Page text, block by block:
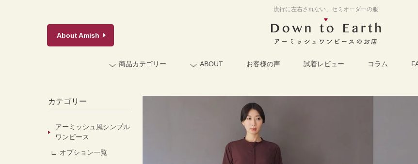
流行に左右されない、セミオーダーの服
AboutAmish
商品カテゴリー ABOUT お客様の声 試着レビュー コラム
カテゴリー
アーミッシュ風シンプル
ワンピース
オプション一覧